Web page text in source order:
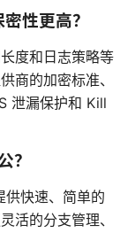
性更高？
度和日志策略等
商的加密标准、
泄漏保护和 Kill
？
快速、简单的
活的分支管理、